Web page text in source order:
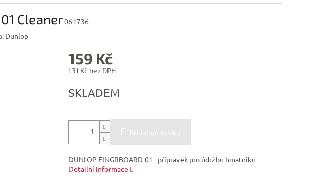
Cleaner061736
Dunlop
159 Kč
131 Kč bez DPH
cena:
SKLADEM
Přidat do košíku
DUNLOP FINGRBOARD 01 - přípravek pro údržbu hmatníku
Detailní informace